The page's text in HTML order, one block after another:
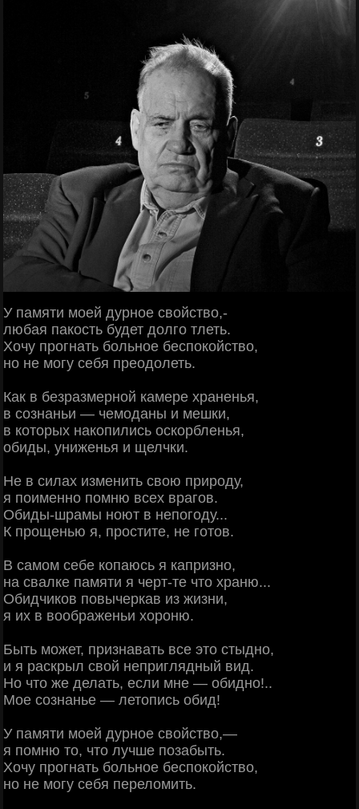
У памяти моей дурное свойство,-
любая пакость будет долго тлеть.
Хочу прогнать больное беспокойство,
но не могу себя преодолеть.
Как в безразмерной камере храненья,
в сознаньи — чемоданы и мешки,
в которых накопились оскорбленья,
обиды, униженья и щелчки.
Не в силах изменить свою природу,
я поименно помню всех врагов.
Обиды-шрамы ноют в непогоду...
К прощенью я, простите, не готов.
В самом себе копаюсь я капризно,
на свалке памяти я черт-те что храню...
Обидчиков повычеркав из жизни,
я их в воображеньи хороню.
Быть может, признавать все это стыдно,
и я раскрыл свой неприглядный вид.
Но что же делать, если мне — обидно!..
Мое сознанье — летопись обид!
У памяти моей дурное свойство,—
я помню то, что лучше позабыть.
Хочу прогнать больное беспокойство,
но не могу себя переломить.